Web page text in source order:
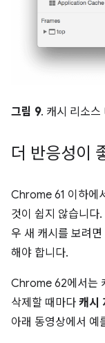
그림 9. 캐시 리소스
더 반응성이
Chrome 61 이하에
것이 쉽지 않습니다
우 새 캐시를 보려
해야 합니다.
Chrome 62에서는
삭제할 때마다 캐시
아래 동영상에서 예